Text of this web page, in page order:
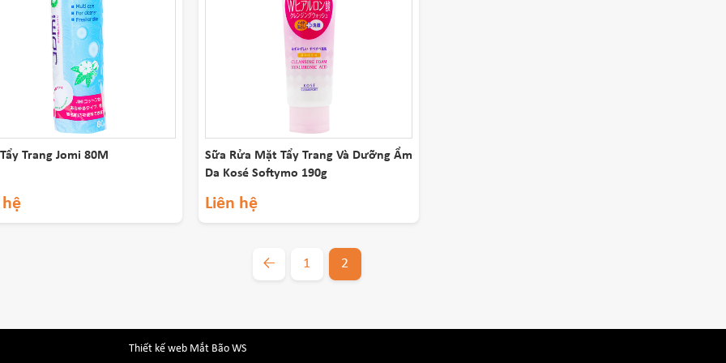
Trang Jomi 80M
hệ
Sữa Rửa Mặt Tẩy Trang Và Dưỡng Ẩm
Da Kosé Softymo 190g
Liên hệ
← 1 2
Thiết kế web Mắt Bão WS